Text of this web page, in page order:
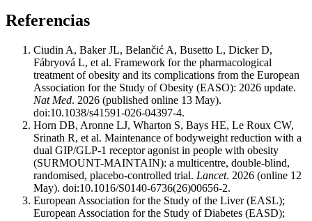
Referencias
Ciudin A, Baker JL, Belančić A, Busetto L, Dicker D,
Fábryová L, et al. Framework for the pharmacological
treatment of obesity and its complications from the European
Association for the Study of Obesity (EASO): 2026 update.
Nat Med. 2026 (published online 13 May).
doi:10.1038/s41591-026-04397-4.
Horn DB, Aronne LJ, Wharton S, Bays HE, Le Roux CW,
Srinath R, et al. Maintenance of bodyweight reduction with a
dual GIP/GLP-1 receptor agonist in people with obesity
(SURMOUNT-MAINTAIN): a multicentre, double-blind,
randomised, placebo-controlled trial. Lancet. 2026 (online 12
May). doi:10.1016/S0140-6736(26)00656-2.
European Association for the Study of the Liver (EASL);
European Association for the Study of Diabetes (EASD);